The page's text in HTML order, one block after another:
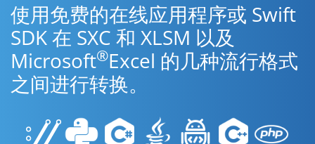
使用免费的在线应用程序或 Swift
SDK 在 SXC 和 XLSM 以及
Microsoft®Excel 的几种流行格式
之间进行转换。